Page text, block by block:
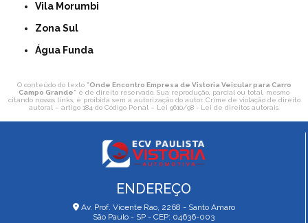
Vila Morumbi
Zona Sul
Água Funda
O conteúdo do texto "Onde Encontro Empresa de Vistoria Veicular para Carro
Campo Grande" é de direito reservado. Sua reprodução, parcial ou total, mesmo
citando nossos links, é proibida sem a autorização do autor. Crime de violação de direito
autoral – artigo 184 do Código Penal – Lei 9610/98 - Lei de direitos autorais.
ENDEREÇO
Av. Prof. Vicente Rao, 2268 - Santo Amaro
São Paulo - SP - CEP: 04636-003